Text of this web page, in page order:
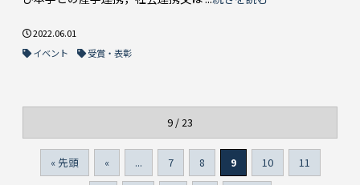
2022.06.01
イベント
受賞・表彰
9 / 23
« 先頭 « ... 7 8 9 10 11